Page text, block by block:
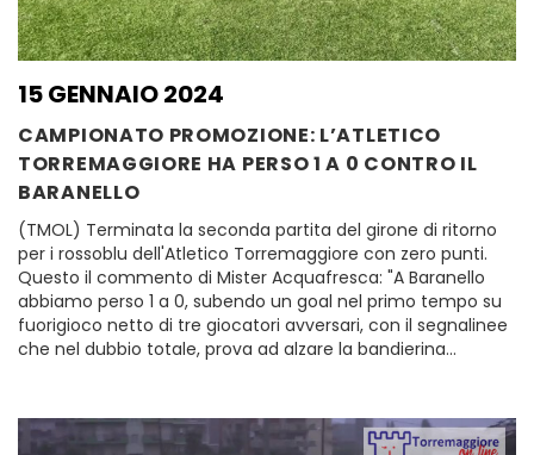
15 GENNAIO 2024
CAMPIONATO PROMOZIONE: L’ATLETICO
TORREMAGGIORE HA PERSO 1 A 0 CONTRO IL
BARANELLO
(TMOL) Terminata la seconda partita del girone di ritorno
per i rossoblu dell'Atletico Torremaggiore con zero punti.
Questo il commento di Mister Acquafresca: "A Baranello
abbiamo perso 1 a 0, subendo un goal nel primo tempo su
fuorigioco netto di tre giocatori avversari, con il segnalinee
che nel dubbio totale, prova ad alzare la bandierina...